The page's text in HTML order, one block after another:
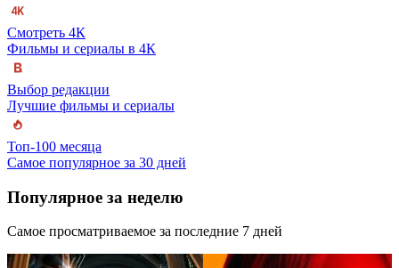
Смотреть 4К
Фильмы и сериалы в 4К
Выбор редакции
Лучшие фильмы и сериалы
Топ-100 месяца
Самое популярное за 30 дней
Популярное за неделю
Самое просматриваемое за последние 7 дней